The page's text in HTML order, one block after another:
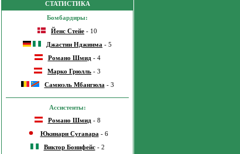
СТАТИСТИКА
Бомбардиры:
Йенс Стейе - 10
Джастин Нджинма - 5
Романо Шмид- 4
Марко Грюлль - 3
Самюэль Мбангюла - 3
Ассистенты:
Романо Шмид- 8
Юкинари Сугавара- 6
Виктор Бонифейс- 2